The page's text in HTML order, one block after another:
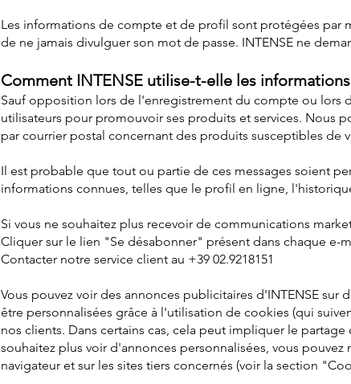
Les informations de compte et de profil sont protégées par
de ne jamais divulguer son mot de passe. INTENSE ne
Comment INTENSE utilise-t-elle les
Sauf opposition lors de l'enregistrement du compte ou lors
utilisateurs pour promouvoir ses produits et services. Nous
par courrier postal concernant des produits susceptibles de
Il est probable que tout ou partie de ces messages soient
informations connues, telles que le profil en ligne,
Si vous ne souhaitez plus recevoir de communications
Cliquer sur le lien "Se désabonner" présent dans chaque e-
Contacter notre service client au +39 02.9218151
Vous pouvez voir des annonces publicitaires d'INTENSE sur
être personnalisées grâce à l'utilisation de cookies (qui
nos clients. Dans certains cas, cela peut impliquer le
souhaitez plus voir d'annonces personnalisées, vous
navigateur et sur les sites tiers concernés (voir la section